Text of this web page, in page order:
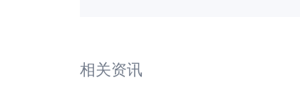
相关资讯